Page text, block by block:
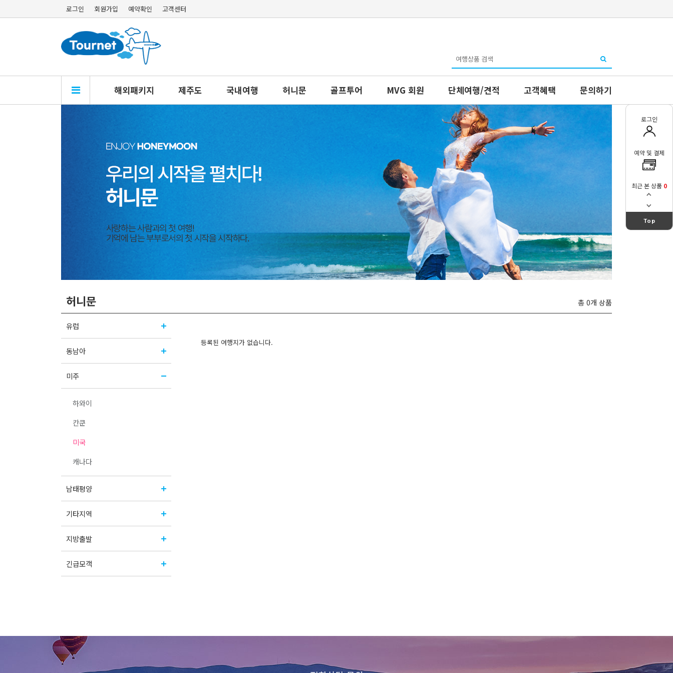
로그인 회원가입 예약확인 고객센터
해외패키지 제주도 국내여행 허니문 골프투어 MVG 회원 단체여행/견적 고객혜택 문의하기
허니문 총 0개 상품
유럽
동남아
미주
하와이
칸쿤
미국
캐나다
남태평양
기타지역
지방출발
긴급모객
등록된 여행지가 없습니다.
로그인
예약 및 결제
최근 본 상품 0
Top